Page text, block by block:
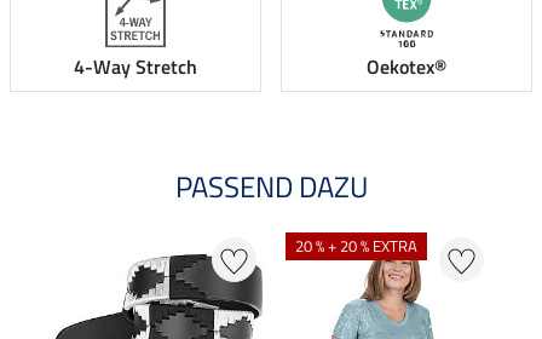
4-Way Stretch Oekotex®
PASSEND DAZU
20 % + 20 % EXTRA